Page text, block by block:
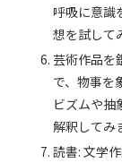
呼吸に意識
想を試して
芸術作品を
で、物事を
ビズムや抽
解釈してみ
読書: 文学